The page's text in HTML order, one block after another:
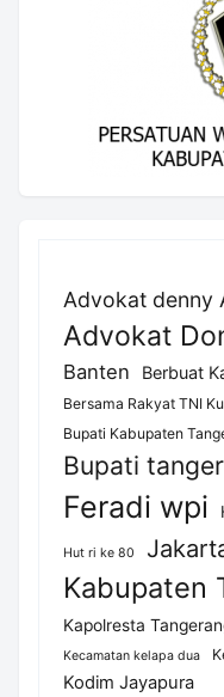
Advokat denny
Advokat
Banten Berbuat
Bersama Rakyat TNI
Bupati Kabupaten
Bupati
Feradi wpi
Hut ri ke 80
Kabupaten
Kapolresta
Kecamatan kelapa dua
Kodim Jayapura